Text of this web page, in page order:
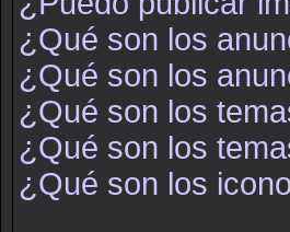
¿Qué son los
¿Qué son los
¿Qué son los
¿Qué son los
¿Qué son los